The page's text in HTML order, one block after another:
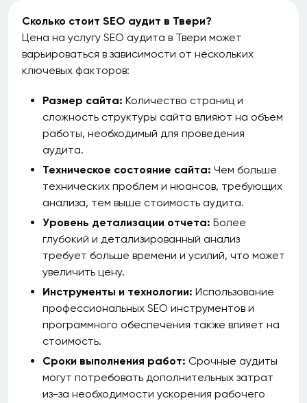
Сколько стоит SEO аудит в Твери?
Цена на услугу SEO аудита в Твери может
варьироваться в зависимости от нескольких
ключевых факторов:
Размер сайта: Количество страниц и
сложность структуры сайта влияют на объем
работы, необходимый для проведения
аудита.
Техническое состояние сайта: Чем больше
технических проблем и нюансов, требующих
анализа, тем выше стоимость аудита.
Уровень детализации отчета: Более
глубокий и детализированный анализ
требует больше времени и усилий, что может
увеличить цену.
Инструменты и технологии: Использование
профессиональных SEO инструментов и
программного обеспечения также влияет на
стоимость.
Сроки выполнения работ: Срочные аудиты
могут потребовать дополнительных затрат
из-за необходимости ускорения рабочего